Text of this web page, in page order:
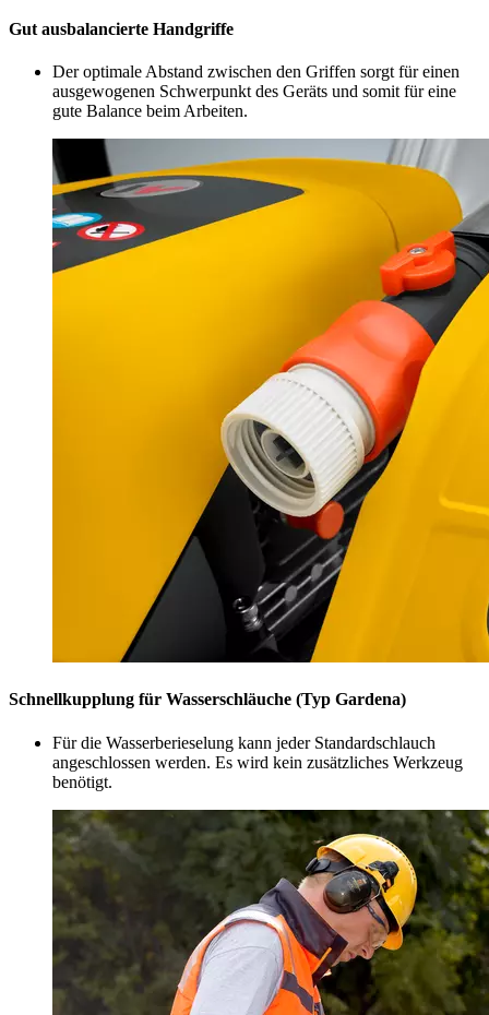
Gut ausbalancierte Handgriffe
Der optimale Abstand zwischen den Griffen sorgt für einen
ausgewogenen Schwerpunkt des Geräts und somit für eine
gute Balance beim Arbeiten.
Schnellkupplung für Wasserschläuche (Typ Gardena)
Für die Wasserberieselung kann jeder Standardschlauch
angeschlossen werden. Es wird kein zusätzliches Werkzeug
benötigt.